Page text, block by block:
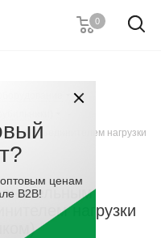
0
-
разъединителем нагрузки
нагрузки
ценам
B2B!